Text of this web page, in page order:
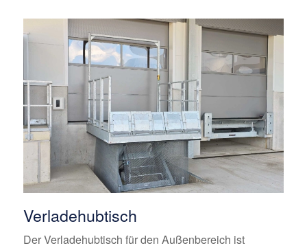
Verladehubtisch
Der Verladehubtisch für den Außenbereich ist